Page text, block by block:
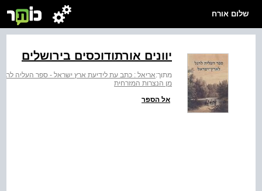
שלום אורח
יוונים אורתודוכסים בירושלים
מתוך:אריאל : כתב עת לידיעת ארץ ישראל - ספר העליה
מן הנצרות המזרחית
אל הספר